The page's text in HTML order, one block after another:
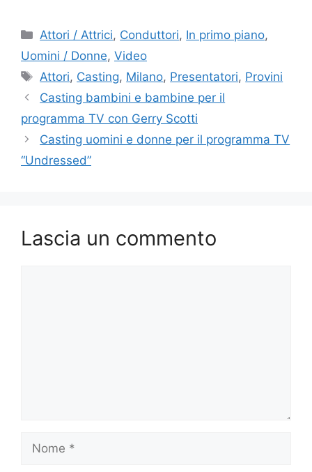
Categorie
Attori / Attrici, Conduttori, In primo piano,
Uomini / Donne, Video
Tag
Attori, Casting, Milano, Presentatori, Provini
Casting bambini e bambine per il
programma TV con Gerry Scotti
Casting uomini e donne per il programma TV
“Undressed”
Lascia un commento
Nome